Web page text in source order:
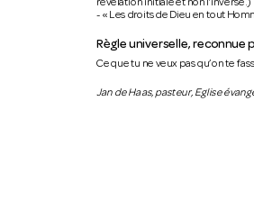
- « Les droits de Dieu en tout
Règle universelle, reconnue
Ce que tu ne veux pas qu’on te
Jan de Haas, pasteur, Eglise